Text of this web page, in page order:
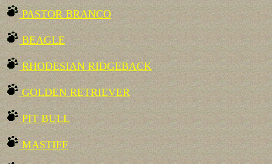
PASTOR BRANCO
BEAGLE
RHODESIAN RIDGEBACK
GOLDEN RETRIEVER
PIT BULL
MASTIFF